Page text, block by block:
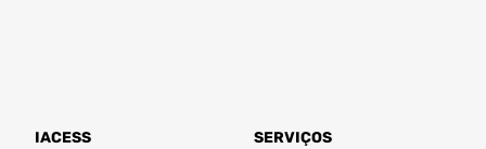
IACESS SERVIÇOS